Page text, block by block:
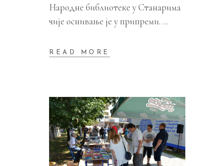
Народне библиотеке у Станарима
чије оснивање је у припреми.
READ MORE